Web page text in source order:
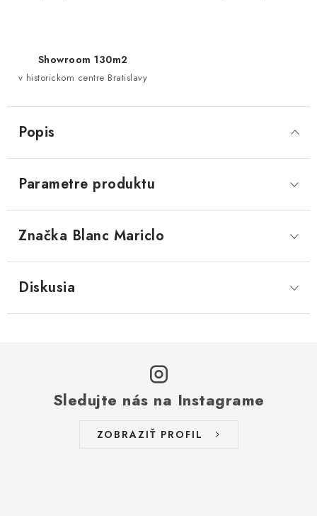
Showroom 130m2
v historickom centre Bratislavy
Popis
Parametre produktu
Značka Blanc Mariclo
Diskusia
Sledujte nás na Instagrame
ZOBRAZIŤ PROFIL